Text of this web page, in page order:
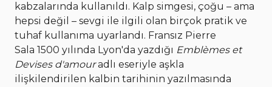
kabzalarında kullanıldı. Kalp simgesi, çoğu – ama
hepsi değil – sevgi ile ilgili olan birçok pratik ve
tuhaf kullanıma uyarlandı. Fransız Pierre
Sala 1500 yılında Lyon'da yazdığı Emblèmes et
Devises d'amouradlı eseriyle aşkla
ilişkilendirilen kalbin tarihinin yazılmasında